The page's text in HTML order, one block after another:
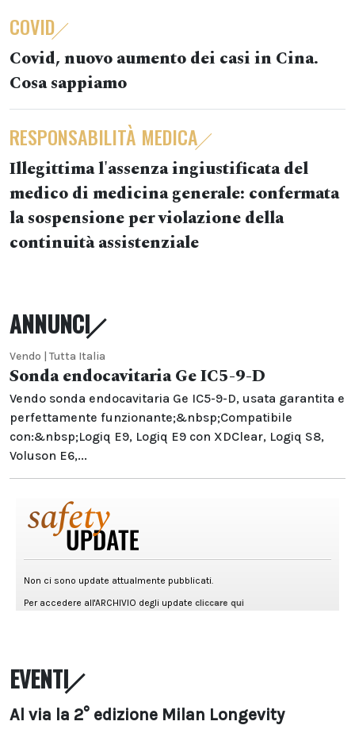
COVID
Covid, nuovo aumento dei casi in Cina.
Cosa sappiamo
RESPONSABILITÀ MEDICA
Illegittima l'assenza ingiustificata del
medico di medicina generale: confermata
la sospensione per violazione della
continuità assistenziale
ANNUNCI
Vendo | Tutta Italia
Sonda endocavitaria Ge IC5-9-D
Vendo sonda endocavitaria Ge IC5-9-D, usata garantita e
perfettamente funzionante;&nbsp;Compatibile
con:&nbsp;Logiq E9, Logiq E9 con XDClear, Logiq S8,
Voluson E6,...
EVENTI
Al via la 2° edizione Milan Longevity